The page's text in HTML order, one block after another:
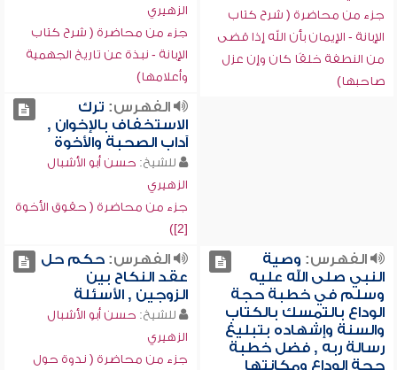
جزء من محاضرة ( شرح كتاب
الإبانة - الإيمان بأن الله إذا قضى
من النطفة خلقًا كان وإن عزل
صاحبها)
الزهيري
جزء من محاضرة ( شرح كتاب
الإبانة - نبذة عن تاريخ الجهمية
وأعلامها)
الفهرس: ترك
الاستخفاف بالإخوان ,
آداب الصحبة والأخوة
للشيخ: حسن أبو الأشبال
الزهيري
جزء من محاضرة ( حقوق الأخوة
[2])
الفهرس: وصية
النبي صلى الله عليه
وسلم في خطبة حجة
الوداع بالتمسك بالكتاب
والسنة وإشهاده بتبليغ
رسالة ربه , فضل خطبة
حجة الوداع ومكانتها
الفهرس:حكم حل
عقد النكاح بين
الزوجين , الأسئلة
للشيخ: حسن أبو الأشبال
الزهيري
جزء من محاضرة ( ندوة حول